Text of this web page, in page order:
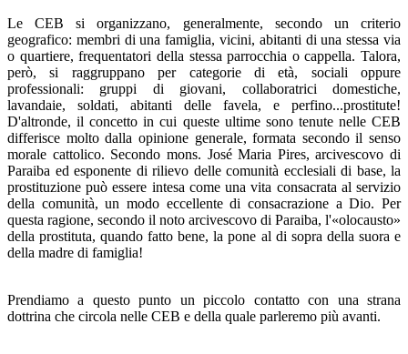
Le CEB si organizzano, generalmente, secondo un criterio
geografico: membri di una famiglia, vicini, abitanti di una stessa via
o quartiere, frequentatori della stessa parrocchia o cappella. Talora,
però, si raggruppano per categorie di età, sociali oppure
professionali: gruppi di giovani, collaboratri­ci domestiche,
lavandaie, soldati, abitanti delle favela, e per­fino...prostitute!
D'altronde, il concetto in cui queste ultime sono tenute nelle CEB
differisce molto dalla opinione gene­rale, formata secondo il senso
morale cattolico. Secondo mons. José Maria Pires, arcivescovo di
Paraiba ed esponente di rilievo delle comunità ecclesiali di base, la
prostituzione può essere intesa come una vita consacrata al servizio
della comunità, un modo eccellente di consacrazione a Dio. Per
questa ragione, secondo il noto arcivescovo di Paraiba, l'«olocausto»
della prostituta, quando fatto bene, la pone al di sopra della suora e
della madre di famiglia!
Prendiamo a questo punto un piccolo contatto con una strana
dottrina che circola nelle CEB e della quale parlere­mo più avanti.